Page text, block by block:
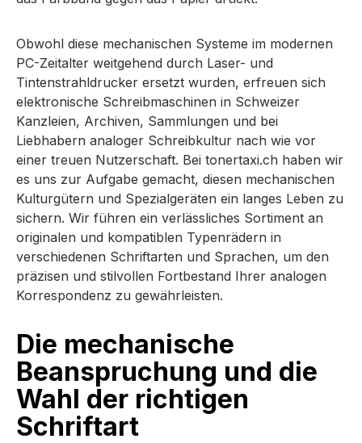
Obwohl diese mechanischen Systeme im modernen
PC-Zeitalter weitgehend durch Laser- und
Tintenstrahldrucker ersetzt wurden, erfreuen sich
elektronische Schreibmaschinen in Schweizer
Kanzleien, Archiven, Sammlungen und bei
Liebhabern analoger Schreibkultur nach wie vor
einer treuen Nutzerschaft. Bei tonertaxi.ch haben wir
es uns zur Aufgabe gemacht, diesen mechanischen
Kulturgütern und Spezialgeräten ein langes Leben zu
sichern. Wir führen ein verlässliches Sortiment an
originalen und kompatiblen Typenrädern in
verschiedenen Schriftarten und Sprachen, um den
präzisen und stilvollen Fortbestand Ihrer analogen
Korrespondenz zu gewährleisten.
Die mechanische
Beanspruchung und die
Wahl der richtigen
Schriftart